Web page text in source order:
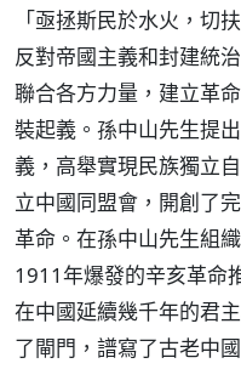
「亟拯斯民於水火，切
反對帝國主義和封建統
聯合各方力量，建立革
裝起義。孫中山先生提
義，高舉實現民族獨立
立中國同盟會，開創了
革命。在孫中山先生組
1911年爆發的辛亥革命
在中國延續幾千年的君
了閘門，譜寫了古老中